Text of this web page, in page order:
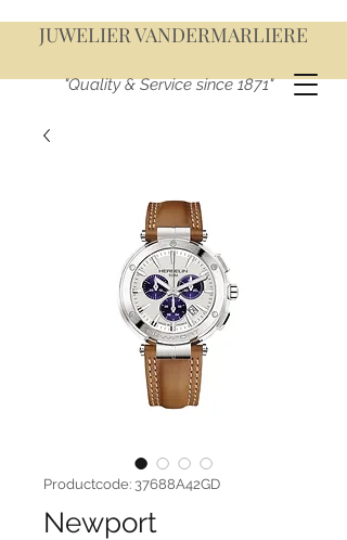
JUWELIER VANDERMARLIERE
"Quality & Service since 1871"
Productcode: 37688A42GD
Newport